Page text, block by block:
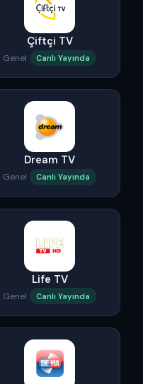
Çiftçi TV
Genel Canlı Yayında
Dream TV
Genel Canlı Yayında
Life TV
Genel Canlı Yayında